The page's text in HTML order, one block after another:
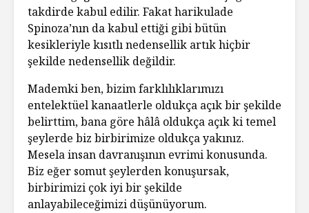
takdirde kabul edilir. Fakat harikulade
Spinoza’nın da kabul ettiği gibi bütün
kesikleriyle kısıtlı nedensellik artık hiçbir
şekilde nedensellik değildir.
Mademki ben, bizim farklılıklarımızı
entelektüel kanaatlerle oldukça açık bir şekilde
belirttim, bana göre hâlâ oldukça açık ki temel
şeylerde biz birbirimize oldukça yakınız.
Mesela insan davranışının evrimi konusunda.
Biz eğer somut şeylerden konuşursak,
birbirimizi çok iyi bir şekilde
anlayabileceğimizi düşünüyorum.